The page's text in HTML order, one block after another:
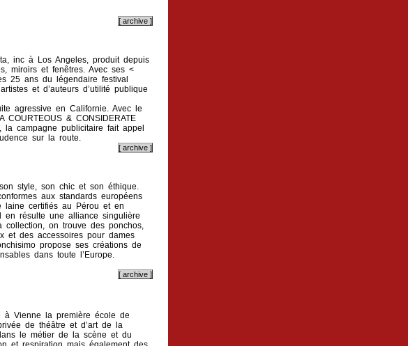
inc à Los Angeles, produit depuis
miroirs et fenêtres. Avec ses <
25 ans du légendaire festival
et d’auteurs d’utilité publique
agressive en Californie. Avec le
& CONSIDERATE
la campagne publicitaire fait appel
sur la route.
style, son chic et son éthique.
aux standards européens
laine certifiés au Pérou et en
en résulte une alliance singulière
on trouve des ponchos,
et des accessoires pour dames
propose ses créations de
dans toute l’Europe.
à Vienne la première école de
de théâtre et d’art de la
le métier de la scène et du